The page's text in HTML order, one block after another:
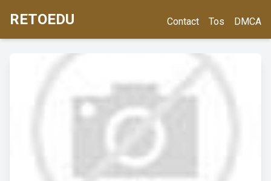
RETOEDU Contact Tos DMCA